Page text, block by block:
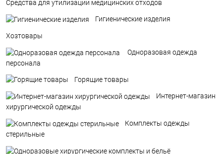
Средства для утилизации медицинских отходов
Гигиенические изделия
Хозтовары
Одноразовая одежда
персонала
Горящие товары
Интернет-магазин
хирургической одежды
Комплекты одежды
стерильные